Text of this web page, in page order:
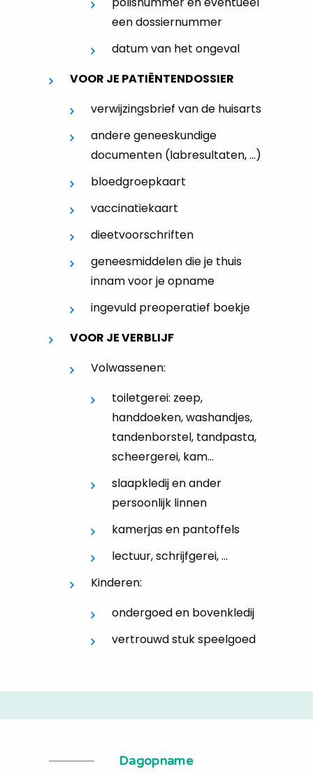
een dossiernummer
datum van het ongeval
VOOR JE PATIËNTENDOSSIER
verwijzingsbrief van de huisarts
andere geneeskundige
documenten (labresultaten, ...)
bloedgroepkaart
vaccinatiekaart
dieetvoorschriften
geneesmiddelen die je thuis
innam voor je opname
ingevuld preoperatief boekje
VOOR JE VERBLIJF
Volwassenen:
toiletgerei: zeep,
handdoeken, washandjes,
tandenborstel, tandpasta,
scheergerei, kam...
slaapkledij en ander
persoonlijk linnen
kamerjas en pantoffels
lectuur, schrijfgerei, ...
Kinderen:
ondergoed en bovenkledij
vertrouwd stuk speelgoed
Dagopname